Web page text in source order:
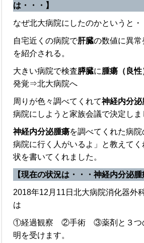
は・・・】
なぜ北大病院にしたのかというと・
自宅近くの病院で肝臓の数値に異
を紹介される。
大きい病院で検査膵臓に腫瘍（良
発覚⇒北大病院へ
周りが色々調べてくれて神経内分泌
病院にしようと家族会議で決定しま
神経内分泌腫瘍を調べてくれた病
病院に行く人がいるよ」と教えて
状を書いてくれました。
【現在の状況は・・・神経内分泌腫
2018年12月11日北大病院消化器外
は
①経過観察 ②手術 ③薬剤と３つ
明を受けます。